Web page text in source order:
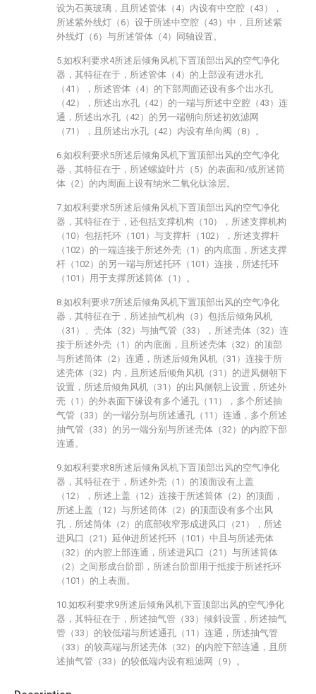
设为石英玻璃，且所述管体（4）内设有中空腔（43），
所述紫外线灯（6）设于所述中空腔（43）中，且所述紫
外线灯（6）与所述管体（4）同轴设置。
5.如权利要求4所述后倾角风机下置顶部出风的空气净化
器，其特征在于，所述管体（4）的上部设有进水孔
（41），所述管体（4）的下部周面还设有多个出水孔
（42），所述出水孔（42）的一端与所述中空腔（43）连
通，所述出水孔（42）的另一端朝向所述初效滤网
（71），且所述出水孔（42）内设有单向阀（8）。
6.如权利要求5所述后倾角风机下置顶部出风的空气净化
器，其特征在于，所述螺旋叶片（5）的表面和/或所述筒
体（2）的内周面上设有纳米二氧化钛涂层。
7.如权利要求5所述后倾角风机下置顶部出风的空气净化
器，其特征在于，还包括支撑机构（10），所述支撑机构
（10）包括托环（101）与支撑杆（102），所述支撑杆
（102）的一端连接于所述外壳（1）的内底面，所述支撑
杆（102）的另一端与所述托环（101）连接，所述托环
（101）用于支撑所述筒体（1）。
8.如权利要求7所述后倾角风机下置顶部出风的空气净化
器，其特征在于，所述抽气机构（3）包括后倾角风机
（31）、壳体（32）与抽气管（33），所述壳体（32）连
接于所述外壳（1）的内底面，且所述壳体（32）的顶部
与所述筒体（2）连通，所述后倾角风机（31）连接于所
述壳体（32）内，且所述后倾角风机（31）的进风侧朝下
设置，所述后倾角风机（31）的出风侧朝上设置，所述外
壳（1）的外表面下缘设有多个通孔（11），多个所述抽
气管（33）的一端分别与所述通孔（11）连通，多个所述
抽气管（33）的另一端分别与所述壳体（32）的内腔下部
连通。
9.如权利要求8所述后倾角风机下置顶部出风的空气净化
器，其特征在于，所述外壳（1）的顶面设有上盖
（12），所述上盖（12）连接于所述筒体（2）的顶面，
所述上盖（12）与所述筒体（2）的顶面设有多个出风
孔，所述筒体（2）的底部收窄形成进风口（21），所述
进风口（21）延伸进所述托环（101）中且与所述壳体
（32）的内腔上部连通，所述进风口（21）与所述筒体
（2）之间形成台阶部，所述台阶部用于抵接于所述托环
（101）的上表面。
10.如权利要求9所述后倾角风机下置顶部出风的空气净化
器，其特征在于，所述抽气管（33）倾斜设置，所述抽气
管（33）的较低端与所述通孔（11）连通，所述抽气管
（33）的较高端与所述壳体（32）的内腔下部连通，且所
述抽气管（33）的较低端内设有粗滤网（9）。